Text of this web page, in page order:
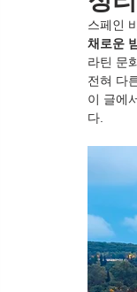
스페인
채로운
라틴 문
전혀 다
이 글에
다.